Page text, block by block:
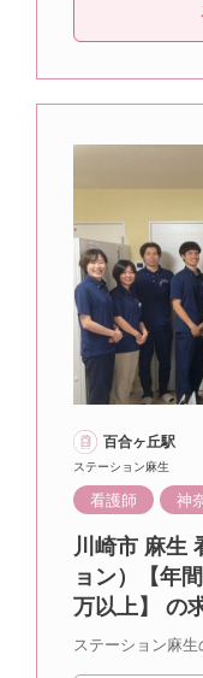
百合ヶ丘駅
ステーション麻生
看護師 神
川崎市 麻生
ョン）【年
万以上】 の
ステーション麻生